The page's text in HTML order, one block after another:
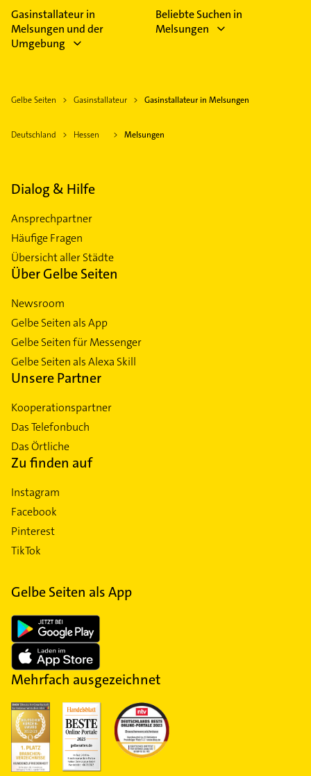
Feiertagen abweichen können.
Gasinstallateur in
Melsungen und der
Umgebung
Beliebte Suchen in
Melsungen
Gelbe Seiten Gasinstallateur Gasinstallateur in Melsungen
Deutschland Hessen Melsungen
Dialog & Hilfe
Ansprechpartner
Häufige Fragen
Übersicht aller Städte
Über Gelbe Seiten
Newsroom
Gelbe Seiten als App
Gelbe Seiten für Messenger
Gelbe Seiten als Alexa Skill
Unsere Partner
Kooperationspartner
Das Telefonbuch
Das Örtliche
Zu finden auf
Instagram
Facebook
Pinterest
TikTok
Gelbe Seiten als App
Mehrfach ausgezeichnet